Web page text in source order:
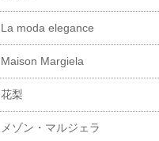
La moda elegance
Maison Margiela
花梨
メゾン・マルジェラ